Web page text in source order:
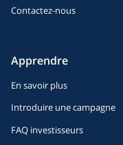
Contactez-nous
Apprendre
En savoir plus
Introduire une campagne
FAQ investisseurs